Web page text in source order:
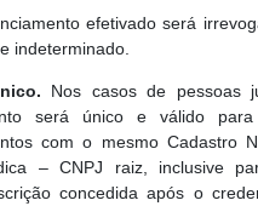
efetivado será
indeterminado.
Nos casos de pessoas
será único e válido
com o mesmo Cadastro
– CNPJ raiz, inclusive
concedida após o